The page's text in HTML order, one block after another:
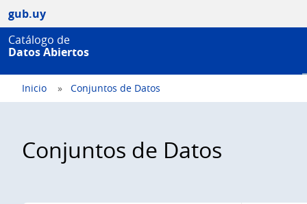
gub.uy
Catálogo de
Datos Abiertos
Inicio Conjuntos de Datos
Conjuntos de Datos